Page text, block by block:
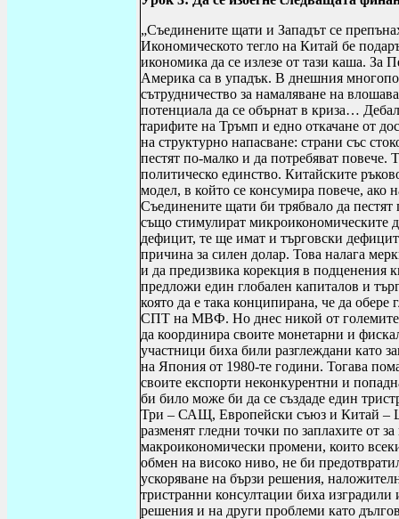
„Съединените щати и Западът се
Икономическото тегло на Китай бе
икономика да се излезе от тази каша. За
Америка са в упадък. В днешния
сътрудничество за намаляване на
потенциала да се обърнат в криза…
тарифите на Тръмп и едно откачане от
на структурно напасване: страни със
пестят по-малко и да потребяват
политическо единство. Китайските
модел, в който се консумира повече,
Съединените щати би трябвало да
също стимулират микроикономическите
дефицит, те ще имат и търговски
причина за силен долар. Това налага
и да предизвика корекция в
предложи един глобален капиталов и
която да е така конципирана, че да
СПТ на МВФ. Но днес никой от
да координира своите монетарни и
участници биха били разглеждани като
на Япония от 1980-те години. Тогава
своите експорти неконкурентни и
би било може би да се създаде един
Три – САЩ, Европейски съюз и Китай –
разменят гледни точки по заплахите от
макроикономически промени, които
обмен на високо ниво, не би
ускоряване на бързи решения,
тристранни консултации биха
решения и на други проблеми като